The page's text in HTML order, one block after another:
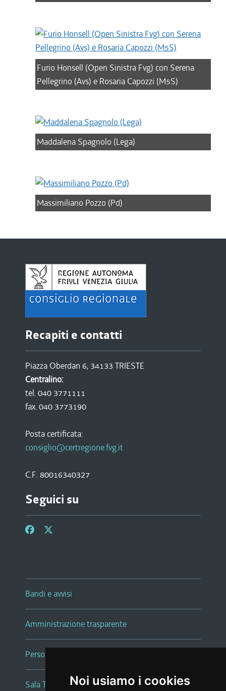
Noi usiamo i cookies
Furio Honsell (Open Sinistra Fvg) con Serena
Pellegrino (Avs) e Rosaria Capozzi (M5S)
Maddalena Spagnolo (Lega)
Massimiliano Pozzo (Pd)
Recapiti e contatti
Piazza Oberdan 6, 34133 TRIESTE
Centralino:
tel. 040 3771111
fax. 040 3773190
Posta certificata:
consiglio@certregione.fvg.it
C.F. 80016340327
Seguici su
Bandi e avvisi
Amministrazione trasparente
Persone e Uffici
Sala Tiziano Tessitori